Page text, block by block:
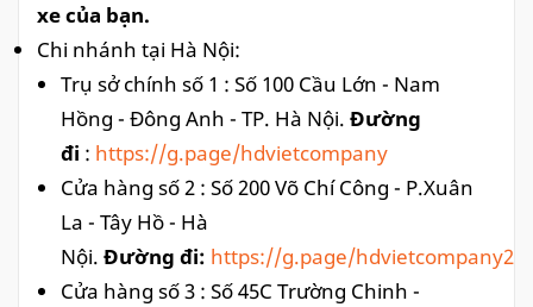
xe của bạn.
Chi nhánh tại Hà Nội:
Trụ sở chính số 1 : Số 100 Cầu Lớn - Nam
Hồng - Đông Anh - TP. Hà Nội. Đường
đi : https://g.page/hdvietcompany
Cửa hàng số 2 : Số 200 Võ Chí Công - P.Xuân
La - Tây Hồ - Hà
Nội. Đường đi: https://g.page/hdvietcompany2
Cửa hàng số 3 : Số 45C Trường Chinh -